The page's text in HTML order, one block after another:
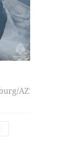
AZ1IUCSAMbE